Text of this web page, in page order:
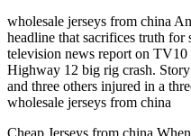
wholesale jerseys from china
headline that sacrifices truth for
television news report on
Highway 12 big rig crash.
and three others injured in a
wholesale jerseys from china